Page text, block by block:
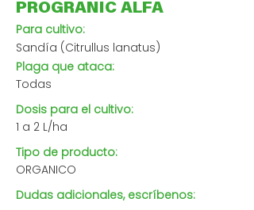
PROGRANIC ALFA
Para cultivo:
Sandía (Citrullus lanatus)
Plaga que ataca:
Todas
Dosis para el cultivo:
1 a 2 L/ha
Tipo de producto:
ORGANICO
Dudas adicionales, escríbenos: